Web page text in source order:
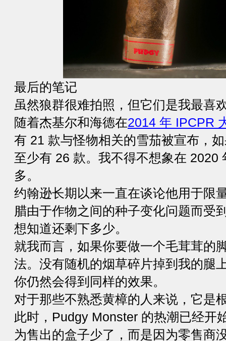
最后的笔记
虽然狼群很难拍照，但它们是我最喜
随着杰基尔和海德在2014 年 IPCPR
有 21 款与怪物相关的雪茄被宣布，
至少有 26 款。我不得不想象在 2020
多。
约翰逊长期以来一直在谈论他用于限
腊由于作物之间的种子变化问题而受
想知道还剩下多少。
就我而言，如果你要做一个毛茸茸的
法。没有随机的烟草碎片掉到我的腿
你仍然会得到同样的效果。
对于那些不熟悉黄樟的人来说，它是
此时，Pudgy Monster 的热潮已经开
为售出的盒子少了，而是因为零售商